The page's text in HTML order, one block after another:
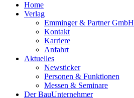
Home
Verlag
Emminger & Partner GmbH
Kontakt
Karriere
Anfahrt
Aktuelles
Newsticker
Personen & Funktionen
Messen & Seminare
Der BauUnternehmer